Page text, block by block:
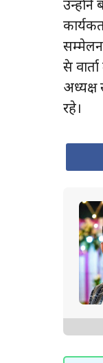
उन्होंने
सम्मेलन
प्रेस
अध्यक्ष
रहे।